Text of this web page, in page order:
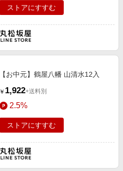
ストアにすすむ
【お中元】鶴屋八幡 山清水12入
￥ 1,922+送料別
2.5%
ストアにすすむ